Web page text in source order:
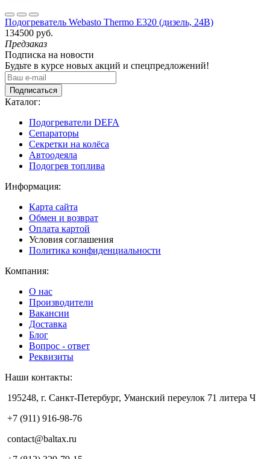
Подогреватель Webasto Thermo E320 (дизель, 24В)
134500 руб.
Предзаказ
Подписка на новости
Будьте в курсе новых акций и спецпредложений!
Подписаться
Каталог:
Подогреватели DEFA
Сепараторы
Секретки на колёса
Автоодеяла
Подогрев топлива
Информация:
Карта сайта
Обмен и возврат
Оплата картой
Условия соглашения
Политика конфиденциальности
Компания:
О нас
Производители
Вакансии
Доставка
Блог
Вопрос - ответ
Реквизиты
Наши контакты:
195248, г. Санкт-Петербург, Уманский переулок 71 литера Ч
+7 (911) 916-98-76
contact@baltax.ru